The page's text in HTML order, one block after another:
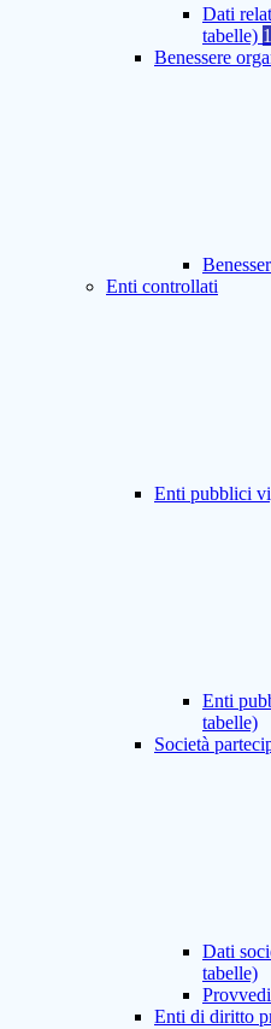
Dati
tabelle) 1
Benessere
Enti controllati
Enti pubblici
Enti
tabelle)
Società
Dati
tabelle)
Enti di diritto